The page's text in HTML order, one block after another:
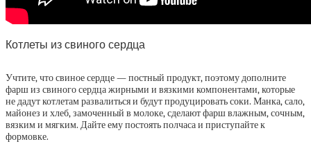
Котлеты из свиного сердца
Учтите, что свиное сердце — постный продукт, поэтому дополните
фарш из свиного сердца жирными и вязкими компонентами, которые
не дадут котлетам развалиться и будут продуцировать соки. Манка, сало,
майонез и хлеб, замоченный в молоке, сделают фарш влажным, сочным,
вязким и мягким. Дайте ему постоять полчаса и приступайте к
формовке.